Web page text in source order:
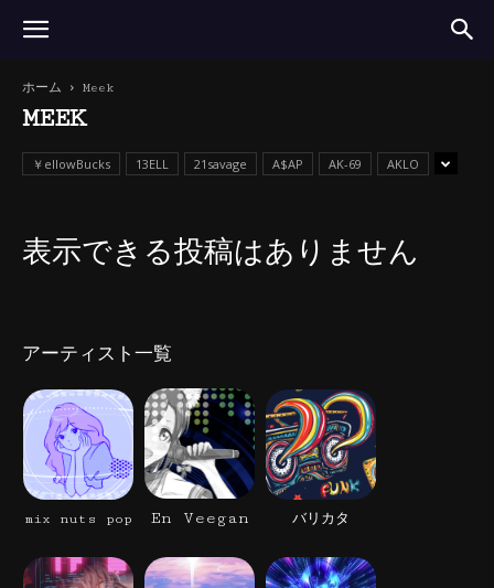
ホーム Meek
MEEK
￥ellowBucks 13ELL 21savage A$AP AK-69 AKLO
表示できる投稿はありません
アーティスト一覧
mix nuts pop En Veegan バリカタ